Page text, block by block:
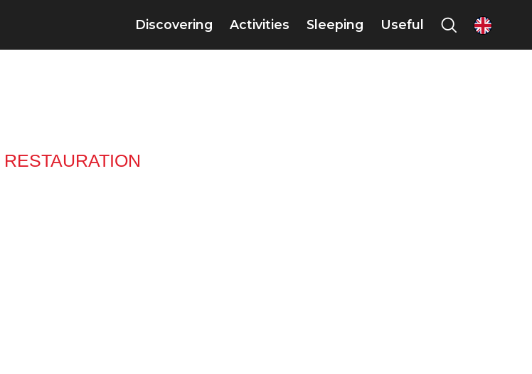
Discovering Activities Sleeping Useful en
RESTAURATION